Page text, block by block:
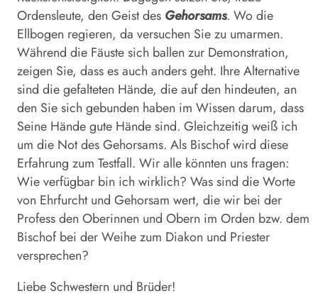
Ordensleute, den Geist des Gehorsams. Wo die
Ellbogen regieren, da versuchen Sie zu umarmen.
Während die Fäuste sich ballen zur Demonstration,
zeigen Sie, dass es auch anders geht. Ihre Alternative
sind die gefalteten Hände, die auf den hindeuten, an
den Sie sich gebunden haben im Wissen darum, dass
Seine Hände gute Hände sind. Gleichzeitig weiß ich
um die Not des Gehorsams. Als Bischof wird diese
Erfahrung zum Testfall. Wir alle könnten uns fragen:
Wie verfügbar bin ich wirklich? Was sind die Worte
von Ehrfurcht und Gehorsam wert, die wir bei der
Profess den Oberinnen und Obern im Orden bzw. dem
Bischof bei der Weihe zum Diakon und Priester
versprechen?
Liebe Schwestern und Brüder!